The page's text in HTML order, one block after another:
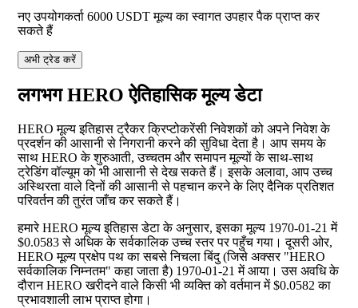
नए उपयोगकर्ता 6000 USDTमूल्य का स्वागत उपहार पैक प्राप्त कर
सकते हैं
अभी ट्रेड करें
लगभग HERO ऐतिहासिक मूल्य डेटा
HERO मूल्य इतिहास ट्रैकर क्रिप्टोकरेंसी निवेशकों को अपने निवेश के
प्रदर्शन की आसानी से निगरानी करने की सुविधा देता है। आप समय के
साथ HERO के शुरुआती, उच्चतम और समापन मूल्यों के साथ-साथ
ट्रेडिंग वॉल्यूम को भी आसानी से देख सकते हैं। इसके अलावा, आप उच्च
अस्थिरता वाले दिनों की आसानी से पहचान करने के लिए दैनिक प्रतिशत
परिवर्तन की तुरंत जाँच कर सकते हैं।
हमारे HERO मूल्य इतिहास डेटा के अनुसार, इसका मूल्य 1970-01-21 में
$0.0583 से अधिक के सर्वकालिक उच्च स्तर पर पहुँच गया। दूसरी ओर,
HERO मूल्य प्रक्षेप पथ का सबसे निचला बिंदु (जिसे अक्सर "HERO
सर्वकालिक निम्नतम" कहा जाता है) 1970-01-21 में आया। उस अवधि के
दौरान HERO खरीदने वाले किसी भी व्यक्ति को वर्तमान में $0.0582 का
प्रभावशाली लाभ प्राप्त होगा।